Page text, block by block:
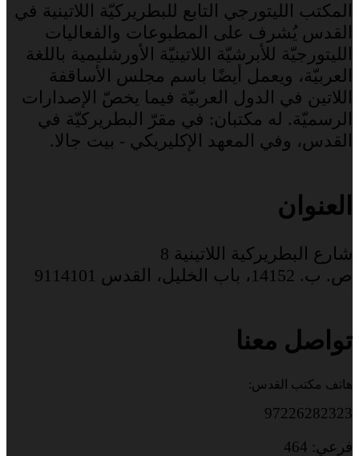
المكتب الليتورجي التابع للبطريركيّة اللاتينية في
القدس يُشرف على المطبوعات والفعاليات
الليتورجيّة للأبرشيّة اللاتينيّة الأورشليمية باللغة
العربيّة، ويعمل أيضًا باسم مجلس الأساقفة
اللاتين في الدول العربيّة فيما يخصّ الإصدارات
الرسميّة. له مكتبان: في مقرّ البطريركيّة في
القدس، وفي المعهد الإكليريكي - بيت جالا.
العنوان
شارع البطريركية اللاتينية 8
ص. ب. 14152، باب الخليل، القدس 9114101
تواصل معنا
هاتف مكتب القدس:
97226282323
فرعي: 464